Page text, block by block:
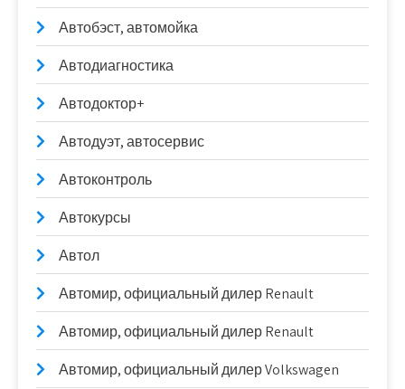
Автобэст, автомойка
Автодиагностика
Автодоктор+
Автодуэт, автосервис
Автоконтроль
Автокурсы
Автол
Автомир, официальный дилер Renault
Автомир, официальный дилер Renault
Автомир, официальный дилер Volkswagen